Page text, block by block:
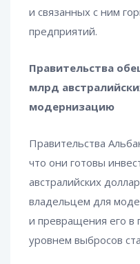
и связанных с ним
предприятий.
Правительства
млрд
модернизацию
Правительства
что они готовы
австралийских
владельцем для
и превращения его в
уровнем выбросов